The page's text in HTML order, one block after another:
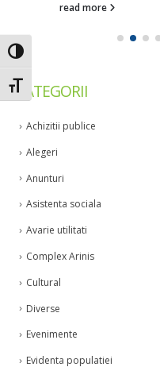
Toggle High Contrast
Toggle Font size
read more
CATEGORII
Achizitii publice
Alegeri
Anunturi
Asistenta sociala
Avarie utilitati
Complex Arinis
Cultural
Diverse
Evenimente
Evidenta populatiei